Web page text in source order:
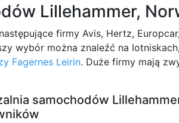
Lillehammer,
firmy Avis, Hertz,
wybór można znaleźć na
Fagernes Leirin. Duże firmy mają
samochodów